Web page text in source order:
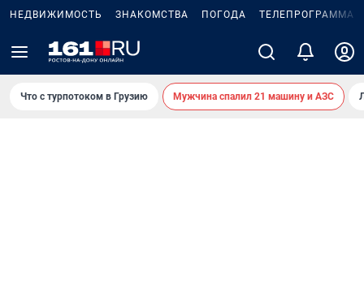
НЕДВИЖИМОСТЬ ЗНАКОМСТВА ПОГОДА ТЕЛЕПРОГРАММА
Что с турпотоком в Грузию Мужчина спалил 21 машину и АЗС